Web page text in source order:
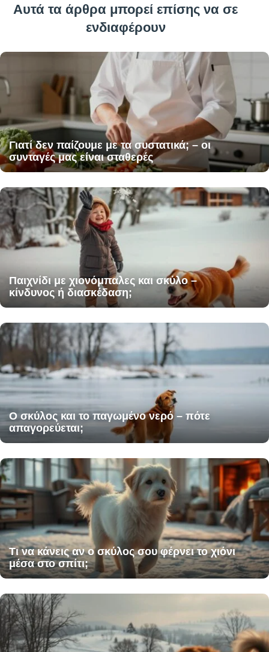
Αυτά τα άρθρα μπορεί επίσης να σε
ενδιαφέρουν
Γιατί δεν παίζουμε με τα συστατικά; – οι
συνταγές μας είναι σταθερές
Παιχνίδι με χιονόμπαλες και σκύλο –
κίνδυνος ή διασκέδαση;
Ο σκύλος και το παγωμένο νερό – πότε
απαγορεύεται;
Τι να κάνεις αν ο σκύλος σου φέρνει το χιόνι
μέσα στο σπίτι;